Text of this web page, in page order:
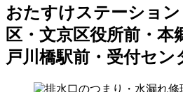
おたすけステーショ
区・文京区役所前・本
戸川橋駅前・受付セン